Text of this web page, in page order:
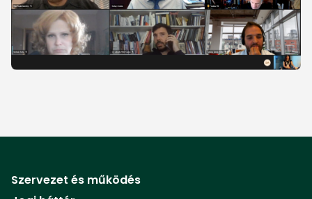
Szervezet és működés